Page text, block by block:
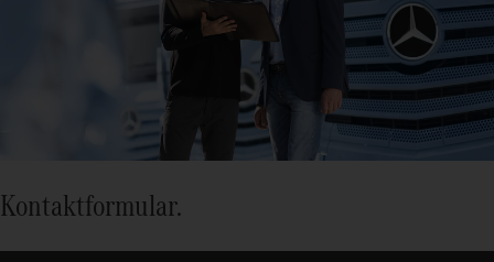
Kontaktformular.